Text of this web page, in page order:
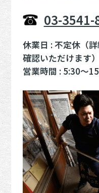
03-3541-
休業日 : 不定休（
確認いただけます）
営業時間 : 5:30～